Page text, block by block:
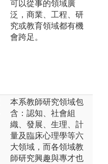
可以從事的領域廣
泛，商業、工程、研
究或教育領域都有機
會跨足。
本系教師研究領域包
含：認知、社會組
織、發展、生理、計
量及臨床心理學等六
大領域，而各領域教
師研究興趣與專才也